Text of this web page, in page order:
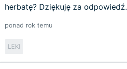
herbatę? Dziękuję za odpowiedź.
ponad rok temu
LEKI